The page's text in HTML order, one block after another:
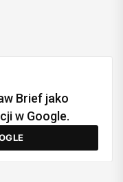
Brief jako
w Google.